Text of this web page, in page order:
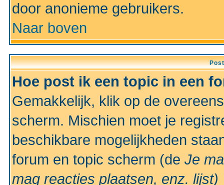
door anonieme gebruikers.
Naar boven
Hoe post ik een topic in een
Gemakkelijk, klik op de
scherm. Mischien moet je
beschikbare mogelijkheden
forum en topic scherm (de Je
mag reacties plaatsen, enz. lijst)